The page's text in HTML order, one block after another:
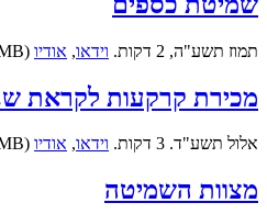
תמוז תשע"ה, 2 דקות. וידאו, אודיו (MP3, 1MB).
מכירת קרקעות לקראת
אלול תשע"ד. 3 דקות. וידאו, אודיו (MP3, 1MB).
מצוות השמיטה